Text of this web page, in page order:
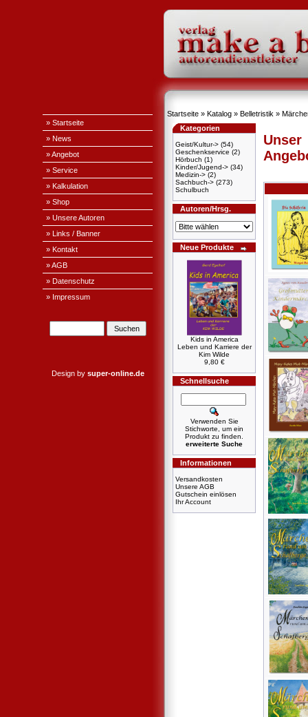
» Startseite
» News
» Angebot
» Service
» Kalkulation
» Shop
» Unsere Autoren
» Links / Banner
» Kontakt
» AGB
» Datenschutz
» Impressum
Design by super-online.de
Startseite » Katalog » Belletristik »
Kategorien
Geist/Kultur-> (54)
Geschenkservice (2)
Hörbuch (1)
Kinder/Jugend-> (34)
Medizin-> (2)
Sachbuch-> (273)
Schulbuch
Autoren/Hrsg.
Neue Produkte
Kids in America
Leben und Karriere der
Kim Wilde
9,80 €
Schnellsuche
Verwenden Sie
Stichworte, um ein
Produkt zu finden.
erweiterte Suche
Informationen
Versandkosten
Unsere AGB
Gutschein einlösen
Ihr Account
Unser